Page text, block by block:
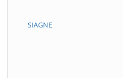
SIAGNE